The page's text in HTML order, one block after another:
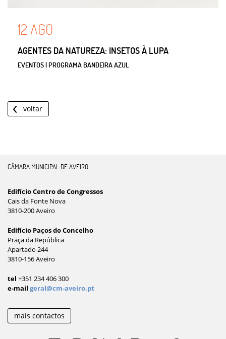
12 AGO
AGENTES DA NATUREZA: INSETOS À LUPA
EVENTOS | PROGRAMA BANDEIRA AZUL
voltar
CÂMARA MUNICIPAL DE AVEIRO
Edifício Centro de Congressos
Cais da Fonte Nova
3810-200 Aveiro
Edifício Paços do Concelho
Praça da República
Apartado 244
3810-156 Aveiro
tel +351 234 406 300
e-mail geral@cm-aveiro.pt
mais contactos